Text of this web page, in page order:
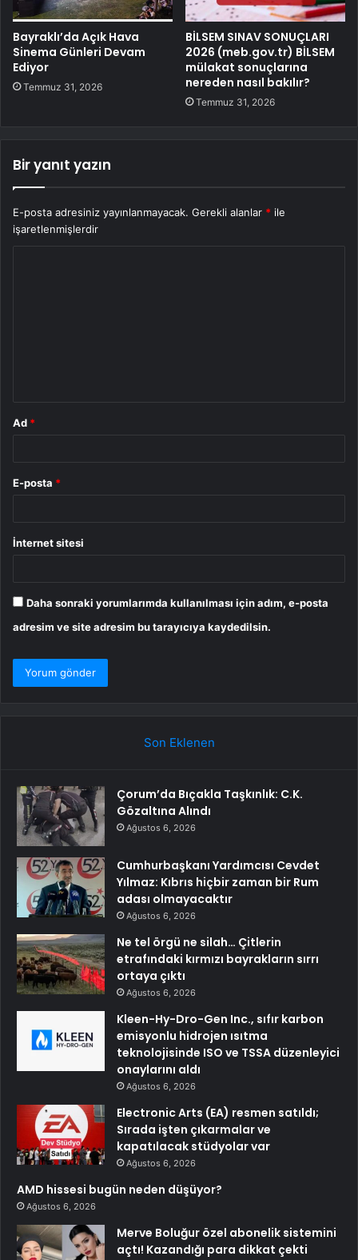
Bayraklı’da Açık Hava
Sinema Günleri Devam
Ediyor
Temmuz 31, 2026
BİLSEM SINAV SONUÇLARI
2026 (meb.gov.tr) BİLSEM
mülakat sonuçlarına
nereden nasıl bakılır?
Temmuz 31, 2026
Bir yanıt yazın
E-posta adresiniz yayınlanmayacak. Gerekli alanlar * ile
işaretlenmişlerdir
Ad *
E-posta *
İnternet sitesi
Daha sonraki yorumlarımda kullanılması için adım, e-posta
adresim ve site adresim bu tarayıcıya kaydedilsin.
Son Eklenen
Çorum’da Bıçakla Taşkınlık: C.K.
Gözaltına Alındı
Ağustos 6, 2026
Cumhurbaşkanı Yardımcısı Cevdet
Yılmaz: Kıbrıs hiçbir zaman bir Rum
adası olmayacaktır
Ağustos 6, 2026
Ne tel örgü ne silah… Çitlerin
etrafındaki kırmızı bayrakların sırrı
ortaya çıktı
Ağustos 6, 2026
Kleen-Hy-Dro-Gen Inc., sıfır karbon
emisyonlu hidrojen ısıtma
teknolojisinde ISO ve TSSA düzenleyici
onaylarını aldı
Ağustos 6, 2026
Electronic Arts (EA) resmen satıldı;
Sırada işten çıkarmalar ve
kapatılacak stüdyolar var
Ağustos 6, 2026
AMD hissesi bugün neden düşüyor?
Ağustos 6, 2026
Merve Boluğur özel abonelik sistemini
açtı! Kazandığı para dikkat çekti